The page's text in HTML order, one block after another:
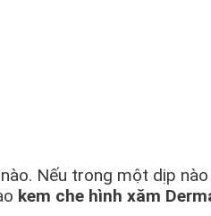
Nếu trong một dịp
kem che hình xăm